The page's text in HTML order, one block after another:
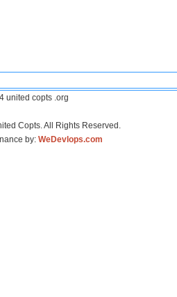
united copts .org
Copts. All Rights Reserved.
by: WeDevlops.com